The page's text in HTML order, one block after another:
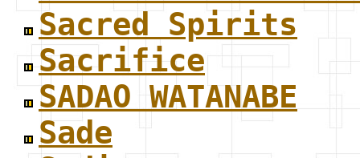
Sacred Spirits
Sacrifice
SADAO WATANABE
Sade